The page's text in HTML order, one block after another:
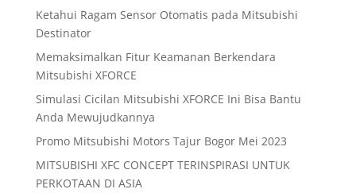
Ketahui Ragam Sensor Otomatis pada Mitsubishi
Destinator
Memaksimalkan Fitur Keamanan Berkendara
Mitsubishi XFORCE
Simulasi Cicilan Mitsubishi XFORCE Ini Bisa Bantu
Anda Mewujudkannya
Promo Mitsubishi Motors Tajur Bogor Mei 2023
MITSUBISHI XFC CONCEPT TERINSPIRASI UNTUK
PERKOTAAN DI ASIA